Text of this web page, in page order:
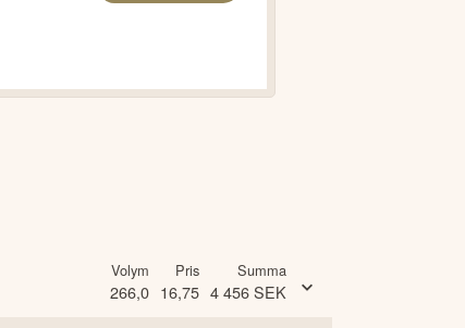
Volym
266,0
Pris
16,75
Summa
4 456 SEK